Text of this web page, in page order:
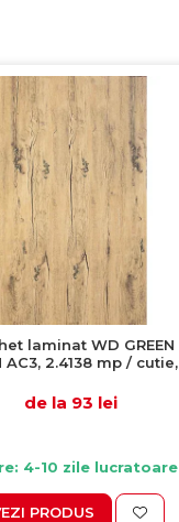
laminat WD GREEN
AC3, 2.4138 mp / cutie,
de la 93 lei
4-10 zile lucratoare
PRODUS